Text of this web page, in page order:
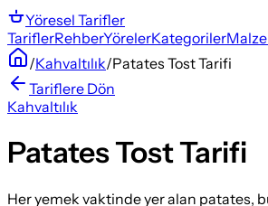
Yöresel Tarifler
TariflerRehberYörelerKategoriler
/Kahvaltılık/Patates Tost Tarifi
Tariflere Dön
Kahvaltılık
Patates Tost Tarifi
Her yemek vaktinde yer alan patates,